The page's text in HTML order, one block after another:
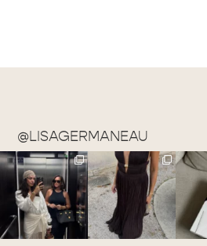
@LISAGERMANEAU